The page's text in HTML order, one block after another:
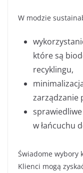
W modzie
które są
recyklingu,
zarządzanie
w łańcuchu
Świadome wybory
Klienci mogą